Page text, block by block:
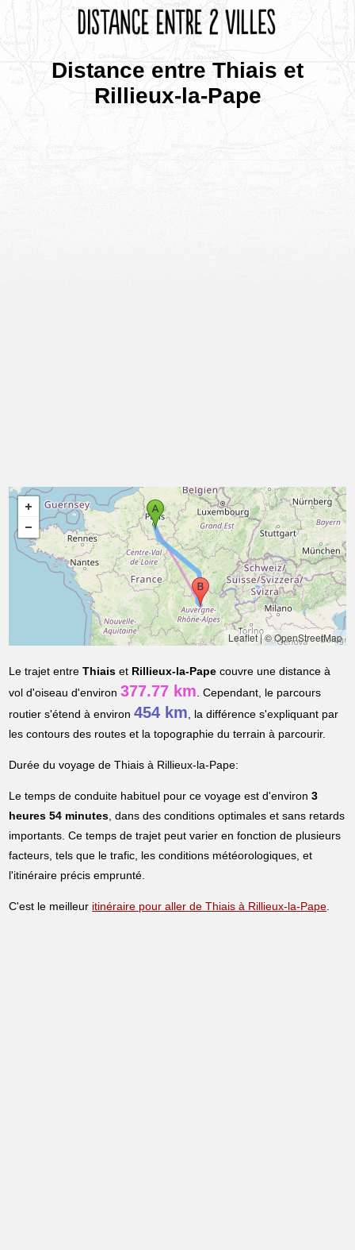
Distance entre Thiais et
Rillieux-la-Pape
Leaflet|© OpenStreetMap
Le trajet entreThiais et Rillieux-la-Pape couvre une distance à
vol d'oiseau d'environ377.77 km. Cependant, le parcours
routier s'étend à environ454 km, la différence s'expliquant par
les contours des routes et la topographie du terrain à parcourir.
Durée du voyage de Thiais à Rillieux-la-Pape:
Le temps de conduite habituel pour ce voyage est d'environ3
heures 54 minutes, dans des conditions optimales et sans retards
importants. Ce temps de trajet peut varier en fonction de plusieurs
facteurs, tels que le trafic, les conditions météorologiques, et
l'itinéraire précis emprunté.
C'est le meilleur itinéraire pour aller de Thiais à Rillieux-la-Pape.